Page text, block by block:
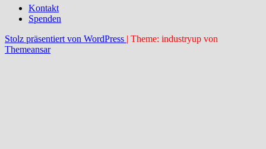
Kontakt
Spenden
Stolz präsentiert von WordPress | Theme: industryup von
Themeansar